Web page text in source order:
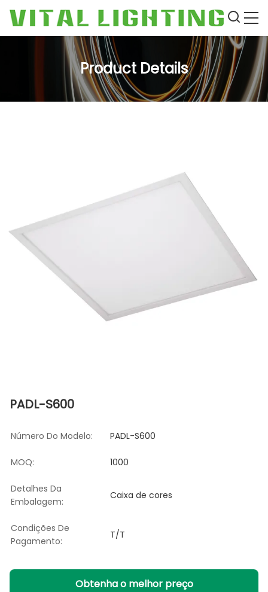
Product Details
PADL-S600
Número Do Modelo: PADL-S600
MOQ: 1000
Detalhes Da
Embalagem:
Caixa de cores
Condições De
Pagamento:
T/T
Obtenha o melhor preço